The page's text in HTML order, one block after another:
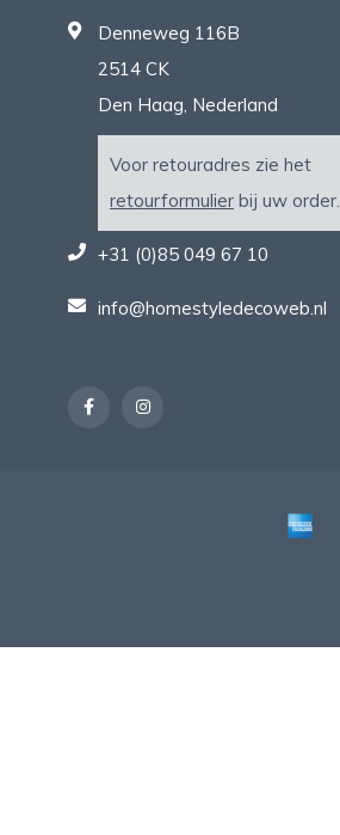
Denneweg 116B
2514 CK
Den Haag, Nederland
Voor retouradres zie het
retourformulier bij uw order.
+31 (0)85 049 67 10
info@homestyledecoweb.nl